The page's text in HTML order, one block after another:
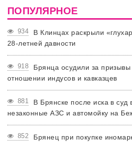
ПОПУЛЯРНОЕ
934
В Клинцах раскрыли
28-летней давности
918
Брянца осудили за
отношении индусов и кавказцев
881
В Брянске после иска в суд
незаконные АЗС и автомойку на
852
Брянец при покупке